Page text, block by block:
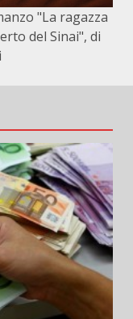
"La ragazza
del Sinai", di